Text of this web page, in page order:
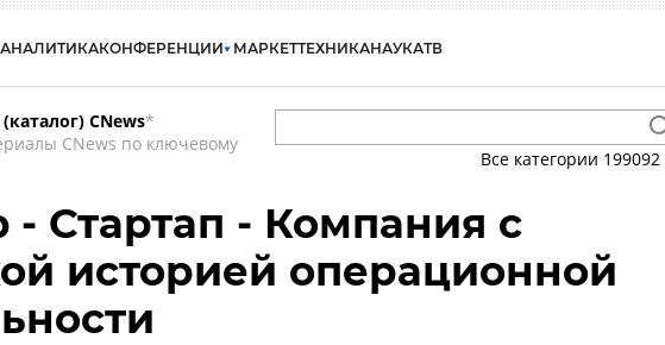
АНАЛИТИКАКОНФЕРЕНЦИИ МАРКЕТТЕХНИКАНАУКАТВ
CNews*
CNews по ключевому
Все категории 199092
- Стартап - Компания с
историей операционной